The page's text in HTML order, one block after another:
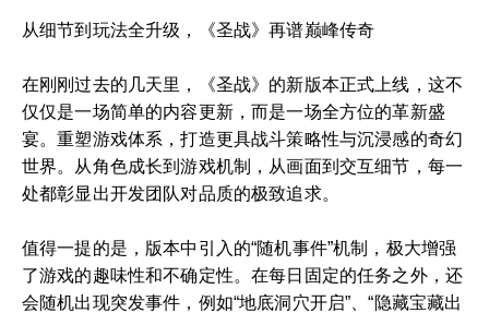
从细节到玩法全升级，《圣战》再谱巅峰传奇
在刚刚过去的几天里，《圣战》的新版本正式上线，这不
仅仅是一场简单的内容更新，而是一场全方位的革新盛
宴。重塑游戏体系，打造更具战斗策略性与沉浸感的奇幻
世界。从角色成长到游戏机制，从画面到交互细节，每一
处都彰显出开发团队对品质的极致追求。
值得一提的是，版本中引入的“随机事件”机制，极大增强
了游戏的趣味性和不确定性。在每日固定的任务之外，还
会随机出现突发事件，例如“地底洞穴开启”、“隐藏宝藏出